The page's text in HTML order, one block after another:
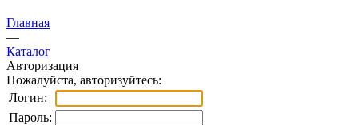
Главная
—
Каталог
Авторизация
Пожалуйста, авторизуйтесь:
Логин:
Пароль: